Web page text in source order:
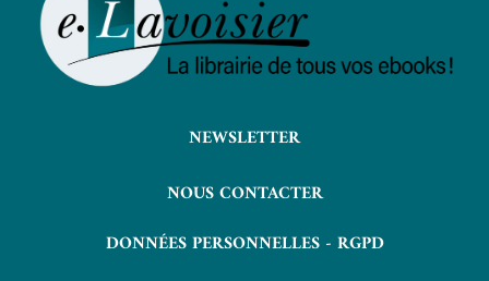
NEWSLETTER
NOUS CONTACTER
DONNÉES PERSONNELLES - RGPD